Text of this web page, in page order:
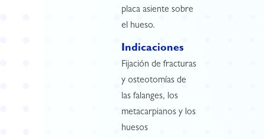
placa asiente sobre
el hueso.
Indicaciones
Fijación de fracturas
y osteotomías de
las falanges, los
metacarpianos y los
huesos